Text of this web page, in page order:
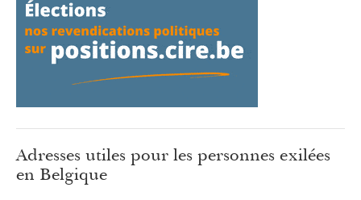
Adresses utiles pour les personnes exilées
en Belgique